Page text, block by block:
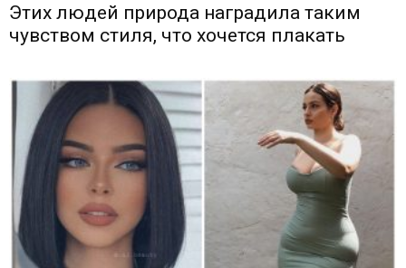
Этих людей природа наградила таким
чувством стиля, что хочется плакать